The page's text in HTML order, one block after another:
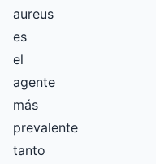
aureus
es
el
agente
más
prevalente
tanto